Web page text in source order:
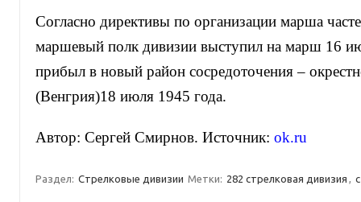
Согласно директивы по организации марша
маршевый полк дивизии выступил на марш 16
прибыл в новый район сосредоточения –
(Венгрия)18 июля 1945 года.
Автор: Сергей Смирнов. Источник: ok.ru
Раздел: Стрелковые дивизии Метки: 282 стрелковая дивизия ,